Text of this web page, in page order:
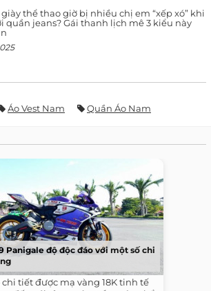
giày thể thao giờ bị nhiều chị em “xếp xó” khi
quần jeans? Gái thanh lịch mê 3 kiểu này
Áo Vest Nam Quần Áo Nam
Panigale độ độc đáo với một số chi
chi tiết được mạ vàng 18K tinh tế